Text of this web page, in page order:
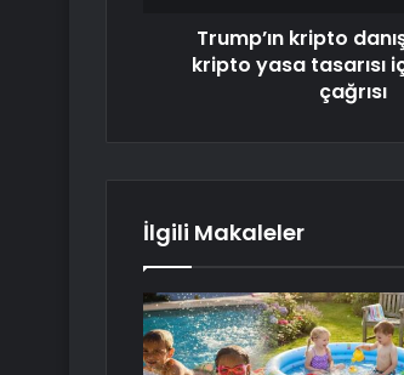
Trump’ın kripto
kripto yasa tasarısı
çağrısı
İlgili Makaleler